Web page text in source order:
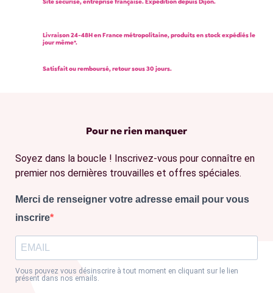
Livraison 24-48H en France métropolitaine, produits en stock expédiés le
jour même*.
Satisfait ou remboursé, retour sous 30 jours.
Pour ne rien manquer
Soyez dans la boucle ! Inscrivez-vous pour connaître en
premier nos dernières trouvailles et offres spéciales.
Merci de renseigner votre adresse email pour vous
inscrire
Vous pouvez vous désinscrire à tout moment en cliquant sur le lien
présent dans nos emails.